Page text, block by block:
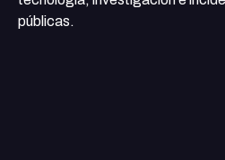
públicas.